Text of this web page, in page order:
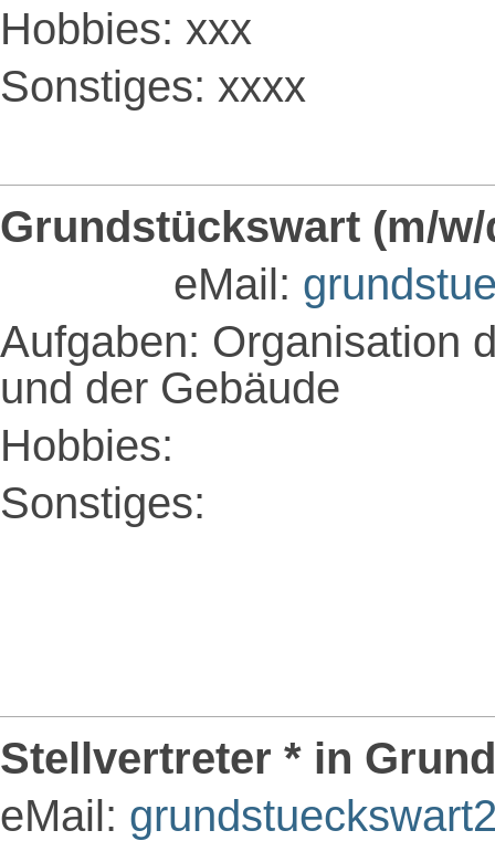
Hobbies: xxx
Sonstiges: xxxx
Grundstückswart (m/
eMail:
Aufgaben: Organisation
und der Gebäude
Hobbies:
Sonstiges:
Stellvertreter * in
eMail: